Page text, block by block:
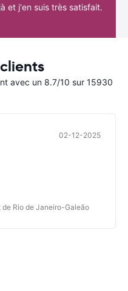
et j'en suis très satisfait.
avec un 8.7/10 sur 15930
02-12-2025
de Rio de Janeiro-Galeão